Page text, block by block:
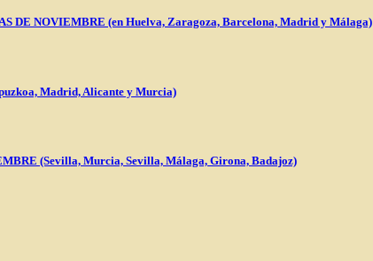
DE NOVIEMBRE (en Huelva, Zaragoza, Barcelona, Madrid y Málaga)
Madrid, Alicante y Murcia)
(Sevilla, Murcia, Sevilla, Málaga, Girona, Badajoz)